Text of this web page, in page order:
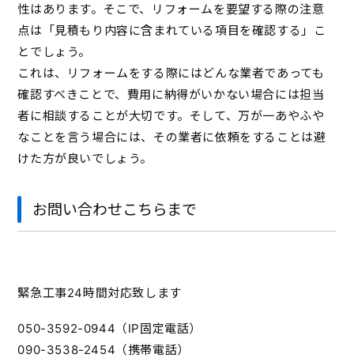
性はあります。そこで、リフォームを要望する際の注意
点は「見積もり内容に含まれている項目を確認する」こ
とでしょう。
これは、リフォームをする際にはどんな業者であっても
確認すべきことで、費用に納得がいかない場合には担当
者に相談することが大切です。そして、万が一あやふや
なことを言う場合には、その業者に依頼をすることは避
けた方が良いでしょう。
お問い合わせこちらまで
緊急工事24時間対応致します
050-3592-0944（IP固定電話）
090-3538-2454（携帯電話）